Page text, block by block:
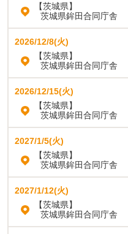
【茨城県】
茨城県鉾田合同庁舎
2026/12/8(火)
【茨城県】
茨城県鉾田合同庁舎
2026/12/15(火)
【茨城県】
茨城県鉾田合同庁舎
2027/1/5(火)
【茨城県】
茨城県鉾田合同庁舎
2027/1/12(火)
【茨城県】
茨城県鉾田合同庁舎